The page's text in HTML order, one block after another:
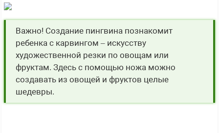
Важно! Создание пингвина познакомит
ребенка с карвингом – искусству
художественной резки по овощам или
фруктам. Здесь с помощью ножа можно
создавать из овощей и фруктов целые
шедевры.